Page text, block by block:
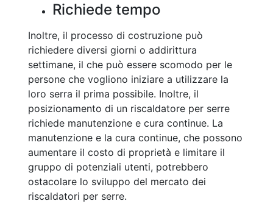
Richiede tempo
Inoltre, il processo di costruzione può
richiedere diversi giorni o addirittura
settimane, il che può essere scomodo per le
persone che vogliono iniziare a utilizzare la
loro serra il prima possibile. Inoltre, il
posizionamento di un riscaldatore per serre
richiede manutenzione e cura continue. La
manutenzione e la cura continue, che possono
aumentare il costo di proprietà e limitare il
gruppo di potenziali utenti, potrebbero
ostacolare lo sviluppo del mercato dei
riscaldatori per serre.